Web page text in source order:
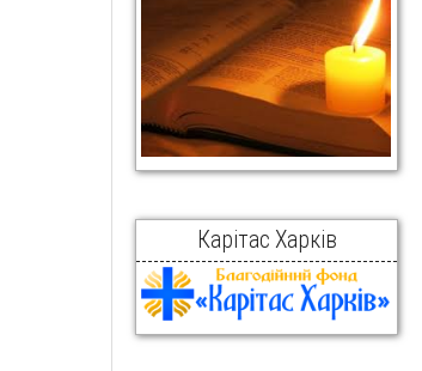
Карітас Харків